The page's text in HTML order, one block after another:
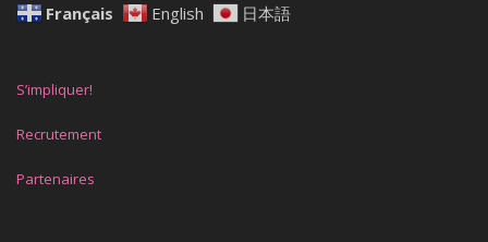
Français English 日本語
S’impliquer!
Recrutement
Partenaires